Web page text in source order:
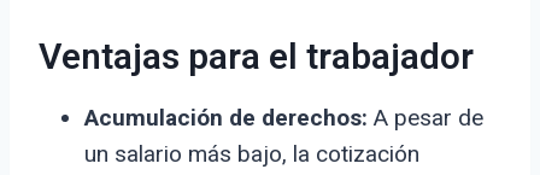
Ventajas para el trabajador
Acumulación de derechos: A pesar de
un salario más bajo, la cotización